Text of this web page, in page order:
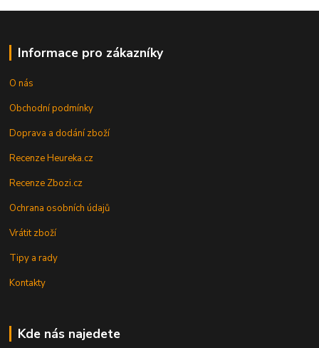
Informace pro zákazníky
O nás
Obchodní podmínky
Doprava a dodání zboží
Recenze Heureka.cz
Recenze Zbozi.cz
Ochrana osobních údajů
Vrátit zboží
Tipy a rady
Kontakty
Kde nás najedete